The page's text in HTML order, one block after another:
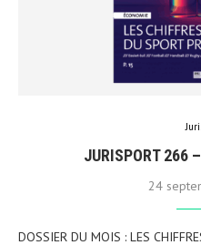
JURISPORT 266
24
DOSSIER DU MOIS : LES